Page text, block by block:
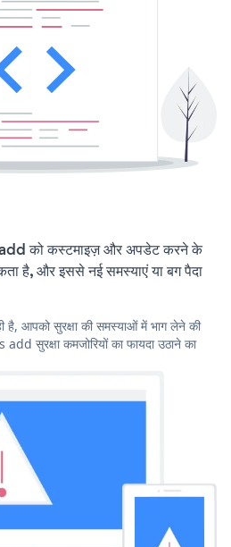
को कस्टमाइज़ और अपडेट करने के
है, और इससे नई समस्याएं या बग पैदा
आपको सुरक्षा की समस्याओं में भाग लेने की
सुरक्षा कमजोरियों का फायदा उठाने का